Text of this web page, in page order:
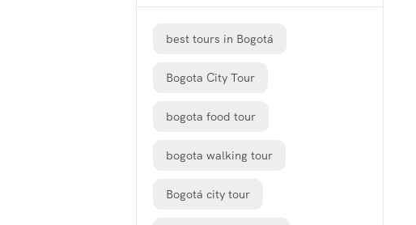
best tours in Bogotá
Bogota City Tour
bogota food tour
bogota walking tour
Bogotá city tour